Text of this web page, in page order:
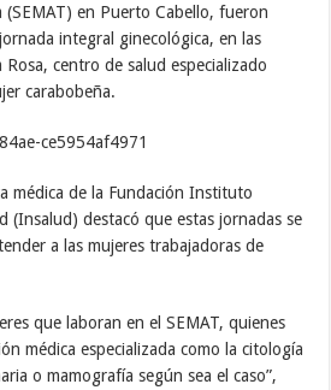
en Puerto Cabello, fueron
integral ginecológica, en las
Rosa, centro de salud especializado
carabobeña.
médica de la Fundación Instituto
(Insalud) destacó que estas jornadas se
a las mujeres trabajadoras de
que laboran en el SEMAT, quienes
médica especializada como la citología
o mamografía según sea el caso”,